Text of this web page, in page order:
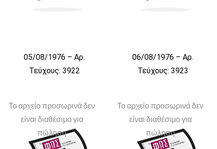
05/08/1976 – Αρ.
Τεύχους: 3922
06/08/1976 – Αρ.
Τεύχους: 3923
Το αρχείο προσωρινά δεν
είναι διαθέσιμο για
πώληση
Το αρχείο προσωρινά δεν
είναι διαθέσιμο για
πώληση